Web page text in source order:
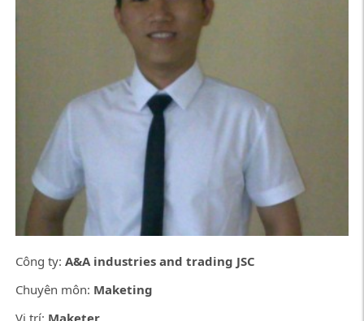
Công ty: A&A industries and trading JSC
Chuyên môn: Maketing